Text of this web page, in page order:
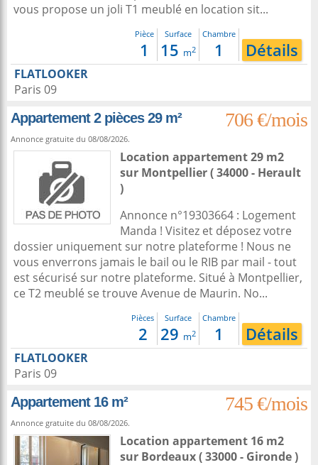
vous propose un joli T1 meublé en location sit...
Pièce
1
Surface
15 m2
Chambre
1 Détails
FLATLOOKER
Paris 09
Appartement 2 pièces 29 m²
706 €/mois
Annonce gratuite du 08/08/2026.
Location appartement 29 m2
sur Montpellier( 34000 - Herault
)
Annonce n°19303664 : Logement
Manda ! Visitez et déposez votre
dossier uniquement sur notre plateforme ! Nous ne
vous enverrons jamais le bail ou le RIB par mail - tout
est sécurisé sur notre plateforme. Situé à Montpellier,
ce T2 meublé se trouve Avenue de Maurin. No...
Pièces
2
Surface
29 m2
Chambre
1 Détails
FLATLOOKER
Paris 09
Appartement 16 m²
745 €/mois
Annonce gratuite du 08/08/2026.
Location appartement 16 m2
sur Bordeaux( 33000 - Gironde )